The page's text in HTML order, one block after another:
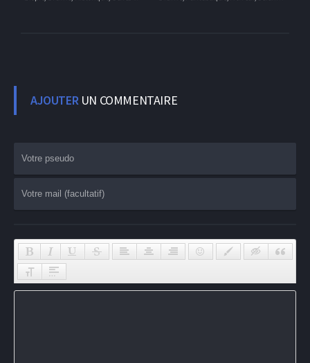
AJOUTERUN COMMENTAIRE